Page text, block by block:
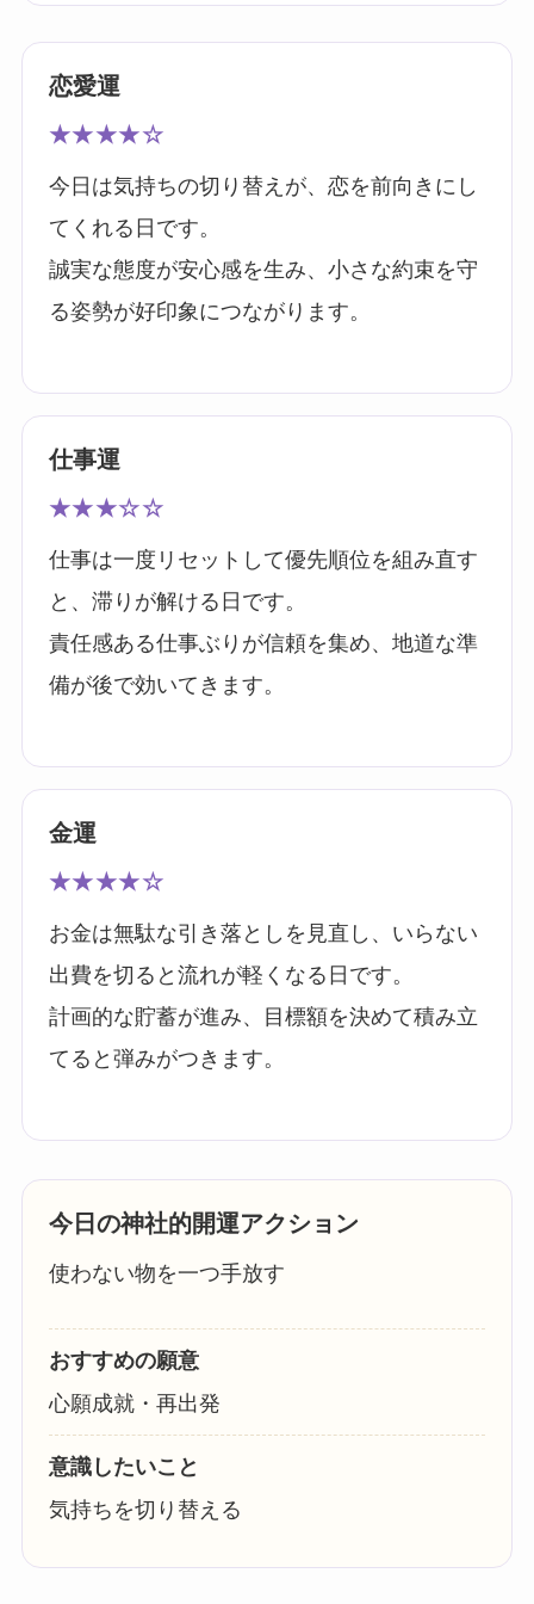
恋愛運
★★★★☆
今日は気持ちの切り替えが、恋を前向きにし
てくれる日です。
誠実な態度が安心感を生み、小さな約束を守
る姿勢が好印象につながります。
仕事運
★★★☆☆
仕事は一度リセットして優先順位を組み直す
と、滞りが解ける日です。
責任感ある仕事ぶりが信頼を集め、地道な準
備が後で効いてきます。
金運
★★★★☆
お金は無駄な引き落としを見直し、いらない
出費を切ると流れが軽くなる日です。
計画的な貯蓄が進み、目標額を決めて積み立
てると弾みがつきます。
今日の神社的開運アクション
使わない物を一つ手放す
おすすめの願意
心願成就・再出発
意識したいこと
気持ちを切り替える